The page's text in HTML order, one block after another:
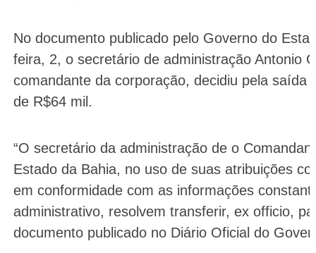
No documento publicado pelo Governo do
feira, 2, o secretário de administração Antonio
comandante da corporação, decidiu pela saída
de R$64 mil.
“O secretário da administração de o
Estado da Bahia, no uso de suas atribuições
em conformidade com as informações
administrativo, resolvem transferir, ex officio,
documento publicado no Diário Oficial do